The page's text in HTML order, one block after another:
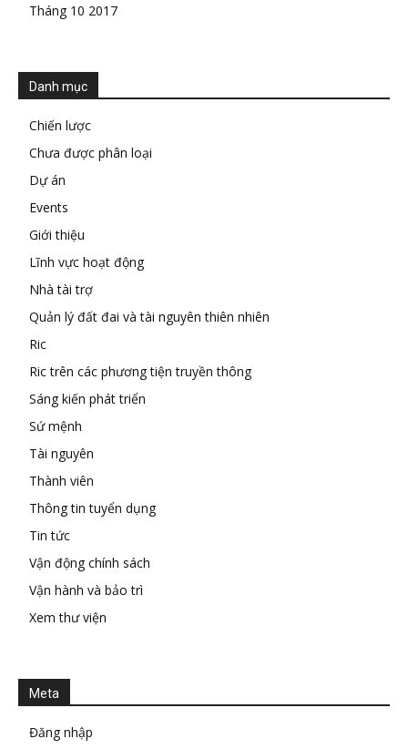
Tháng 10 2017
Danh mục
Chiến lược
Chưa được phân loại
Dự án
Events
Giới thiệu
Lĩnh vực hoạt động
Nhà tài trợ
Quản lý đất đai và tài nguyên thiên nhiên
Ric
Ric trên các phương tiện truyền thông
Sáng kiến phát triển
Sứ mệnh
Tài nguyên
Thành viên
Thông tin tuyển dụng
Tin tức
Vận động chính sách
Vận hành và bảo trì
Xem thư viện
Meta
Đăng nhập